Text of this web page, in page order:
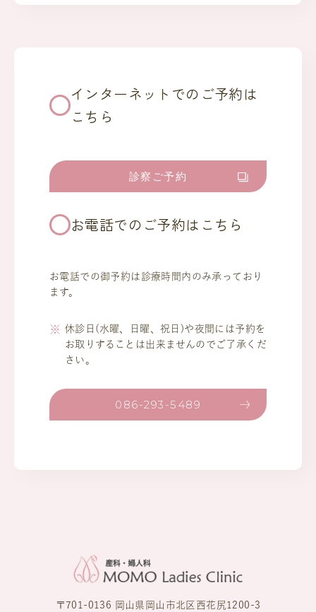
インターネットでのご予約は
こちら
診察ご予約
お電話でのご予約はこちら
お電話での御予約は診療時間内のみ承っており
ます。
休診日(水曜、日曜、祝日)や夜間には予約を
お取りすることは出来ませんのでご了承くだ
さい。
086-293-5489
〒701-0136 岡山県岡山市北区西花尻1200-3